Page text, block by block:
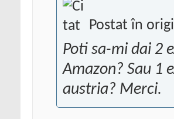
Postat în
Poti sa-mi dai 2
Amazon? Sau 1
austria? Merci.